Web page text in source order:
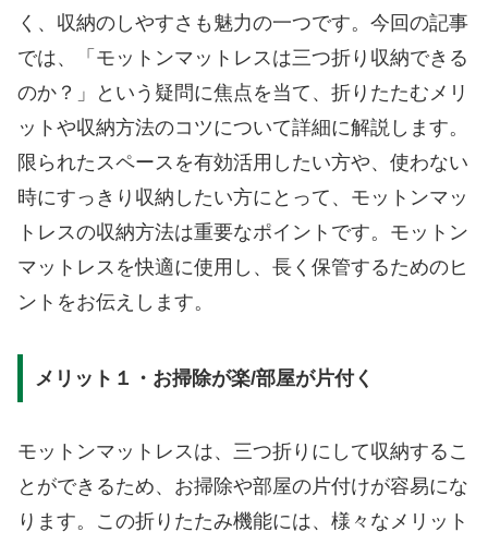
く、収納のしやすさも魅力の一つです。今回の記事
では、「モットンマットレスは三つ折り収納できる
のか？」という疑問に焦点を当て、折りたたむメリ
ットや収納方法のコツについて詳細に解説します。
限られたスペースを有効活用したい方や、使わない
時にすっきり収納したい方にとって、モットンマッ
トレスの収納方法は重要なポイントです。モットン
マットレスを快適に使用し、長く保管するためのヒ
ントをお伝えします。
メリット１・お掃除が楽/部屋が片付く
モットンマットレスは、三つ折りにして収納するこ
とができるため、お掃除や部屋の片付けが容易にな
ります。この折りたたみ機能には、様々なメリット